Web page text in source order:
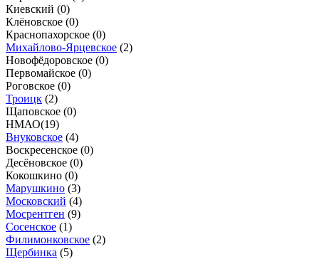
Киевский (0)
Клёновское (0)
Краснопахорское (0)
Михайлово-Ярцевское (2)
Новофёдоровское (0)
Первомайское (0)
Роговское (0)
Троицк (2)
Щаповское (0)
НМАО(19)
Внуковское (4)
Воскресенское (0)
Десёновское (0)
Кокошкино (0)
Марушкино (3)
Московский (4)
Мосрентген (9)
Сосенское (1)
Филимонковское (2)
Щербинка (5)